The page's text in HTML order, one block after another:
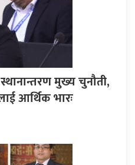
मुख्य चुनौती,
आर्थिक भारः